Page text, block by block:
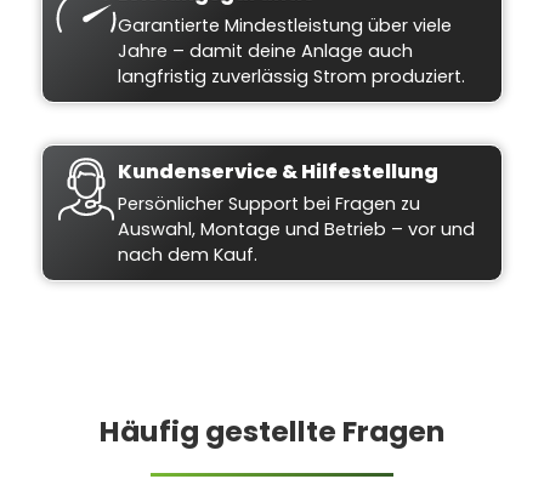
Garantierte Mindestleistung über viele
Jahre – damit deine Anlage auch
langfristig zuverlässig Strom produziert.
Kundenservice & Hilfestellung
Persönlicher Support bei Fragen zu
Auswahl, Montage und Betrieb – vor und
nach dem Kauf.
Häufig gestellte Fragen